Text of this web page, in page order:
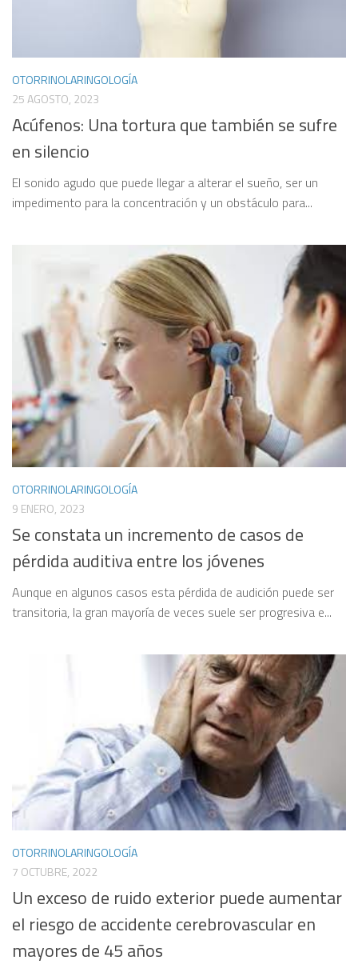
OTORRINOLARINGOLOGÍA
25 AGOSTO, 2023
Acúfenos: Una tortura que también se sufre
en silencio
El sonido agudo que puede llegar a alterar el sueño, ser un
impedimento para la concentración y un obstáculo para...
OTORRINOLARINGOLOGÍA
9 ENERO, 2023
Se constata un incremento de casos de
pérdida auditiva entre los jóvenes
Aunque en algunos casos esta pérdida de audición puede ser
transitoria, la gran mayoría de veces suele ser progresiva e...
OTORRINOLARINGOLOGÍA
7 OCTUBRE, 2022
Un exceso de ruido exterior puede aumentar
el riesgo de accidente cerebrovascular en
mayores de 45 años